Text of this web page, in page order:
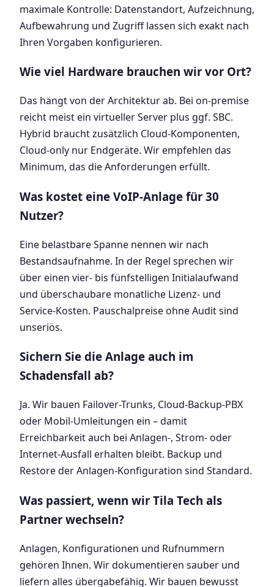
maximale Kontrolle: Datenstandort, Aufzeichnung,
Aufbewahrung und Zugriff lassen sich exakt nach
Ihren Vorgaben konfigurieren.
Wie viel Hardware brauchen wir vor Ort?
Das hängt von der Architektur ab. Bei on-premise
reicht meist ein virtueller Server plus ggf. SBC.
Hybrid braucht zusätzlich Cloud-Komponenten,
Cloud-only nur Endgeräte. Wir empfehlen das
Minimum, das die Anforderungen erfüllt.
Was kostet eine VoIP-Anlage für 30
Nutzer?
Eine belastbare Spanne nennen wir nach
Bestandsaufnahme. In der Regel sprechen wir
über einen vier- bis fünfstelligen Initialaufwand
und überschaubare monatliche Lizenz- und
Service-Kosten. Pauschalpreise ohne Audit sind
unseriös.
Sichern Sie die Anlage auch im
Schadensfall ab?
Ja. Wir bauen Failover-Trunks, Cloud-Backup-PBX
oder Mobil-Umleitungen ein – damit
Erreichbarkeit auch bei Anlagen-, Strom- oder
Internet-Ausfall erhalten bleibt. Backup und
Restore der Anlagen-Konfiguration sind Standard.
Was passiert, wenn wir Tila Tech als
Partner wechseln?
Anlagen, Konfigurationen und Rufnummern
gehören Ihnen. Wir dokumentieren sauber und
liefern alles übergabefähig. Wir bauen bewusst